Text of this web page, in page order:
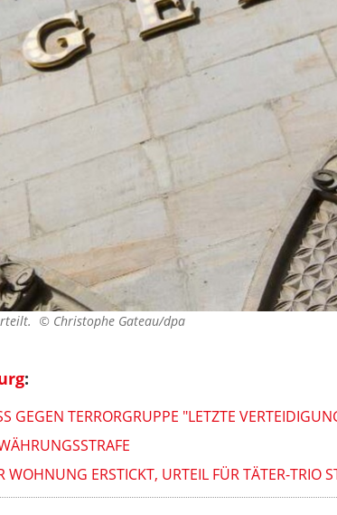
© Christophe Gateau/dpa
:
GEGEN TERRORGRUPPE "LETZTE
ERSTICKT, URTEIL FÜR TÄTER-TRIO